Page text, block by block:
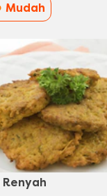
Difficulty
Mudah
Renyah